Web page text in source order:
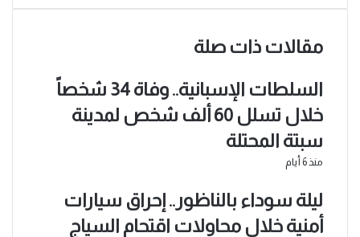
مقالات ذات صلة
السلطات الإسبانية.. وفاة 34 شخصاً
خلال تسلل 60 ألف شخص لمدينة
سبتة المحتلة
منذ 6 أيام
ليلة سوداء بالناظور.. إحراق سيارات
أمنية خلال محاولات اقتحام السياج